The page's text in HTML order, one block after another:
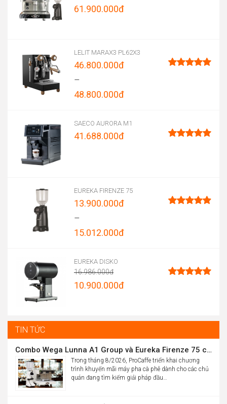
Original
83.560.000đ.
61.900.000đ
is:
61.900.000đ.
LELIT MARAX3 PL62X3
46.800.000đ
–
48.800.000đ
range:
46.800.000đ
through
48.800.000đ
SAECO AURORA M1
41.688.000đ
EUREKA FIRENZE 75
13.900.000đ
–
15.012.000đ
range:
13.900.000đ
through
15.012.000đ
EUREKA DISKO
16.986.000đ
Original
10.900.000đ
TIN TỨC
Combo Wega Lunna A1 Group và Eureka Firenze 75 chỉ 61,9 triệu
Trong tháng 8/2026, ProCaffe triển khai chương
trình khuyến mãi máy pha cà phê dành cho các chủ
quán đang tìm kiếm giải pháp đầu…